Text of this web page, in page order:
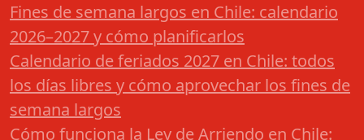
Fines de semana largos en Chile: calendario
2026–2027 y cómo planificarlos
Calendario de feriados 2027 en Chile: todos
los días libres y cómo aprovechar los fines de
semana largos
Cómo funciona la Ley de Arriendo en Chile: